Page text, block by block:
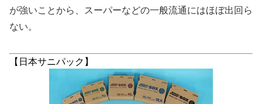
が強いことから、スーパーなどの一般流通にはほぼ出回ら
ない。
【日本サニパック】